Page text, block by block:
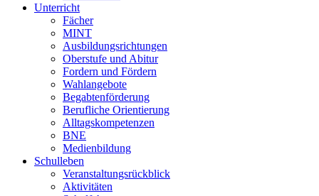
Unterricht
Fächer
MINT
Ausbildungsrichtungen
Oberstufe und Abitur
Fordern und Fördern
Wahlangebote
Begabtenförderung
Berufliche Orientierung
Alltagskompetenzen
BNE
Medienbildung
Schulleben
Veranstaltungsrückblick
Aktivitäten